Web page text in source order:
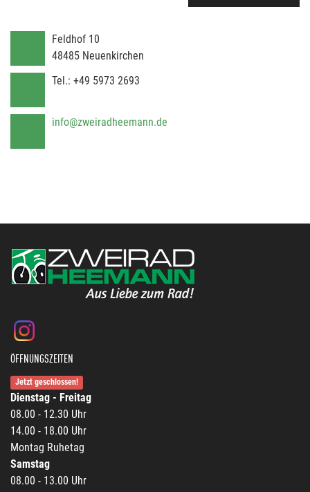
Feldhof 10
48485 Neuenkirchen
Tel.: +49 5973 2693
info@zweiradheemann.de
ÖFFNUNGSZEITEN
Jetzt geschlossen!
Dienstag - Freitag
08.00 - 12.30 Uhr
14.00 - 18.00 Uhr
Montag Ruhetag
Samstag
08.00 - 13.00 Uhr